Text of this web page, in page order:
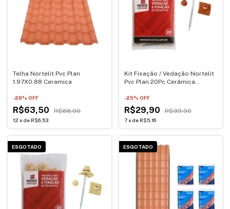
Telha Nortelit Pvc Plan
1.97X0.88 Ceramica
-28% OFF
R$63,50 R$88,00
12 x de R$6,53
Kit Fixação / Vedação Nortelit
Pvc Plan 20Pc Cerâmica
-25% OFF
R$29,90 R$39,90
7 x de R$5,16
ESGOTADO ESGOTADO